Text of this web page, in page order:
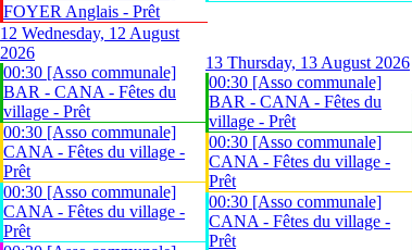
FOYER Anglais - Prêt
12 Wednesday, 12 August
2026
00:30 [Asso communale]
BAR - CANA - Fêtes du
village - Prêt
00:30 [Asso communale]
CANA - Fêtes du village -
Prêt
00:30 [Asso communale]
CANA - Fêtes du village -
Prêt
13 Thursday, 13 August 2026
00:30 [Asso communale]
BAR - CANA - Fêtes du
village - Prêt
00:30 [Asso communale]
CANA - Fêtes du village -
Prêt
00:30 [Asso communale]
CANA - Fêtes du village -
Prêt